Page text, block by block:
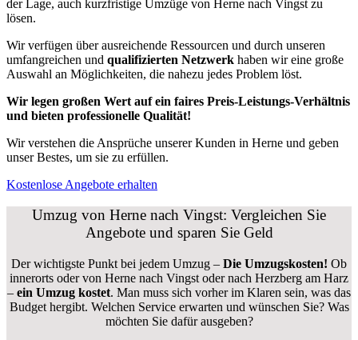
der Lage, auch kurzfristige Umzüge von Herne nach Vingst zu
lösen.
Wir verfügen über ausreichende Ressourcen und durch unseren
umfangreichen und qualifizierten Netzwerk haben wir eine große
Auswahl an Möglichkeiten, die nahezu jedes Problem löst.
Wir legen großen Wert auf ein faires Preis-Leistungs-Verhältnis
und bieten professionelle Qualität!
Wir verstehen die Ansprüche unserer Kunden in Herne und geben
unser Bestes, um sie zu erfüllen.
Kostenlose Angebote erhalten
Umzug von Herne nach Vingst: Vergleichen Sie
Angebote und sparen Sie Geld
Der wichtigste Punkt bei jedem Umzug – Die Umzugskosten! Ob
innerorts oder von Herne nach Vingst oder nach Herzberg am Harz
– ein Umzug kostet. Man muss sich vorher im Klaren sein, was das
Budget hergibt. Welchen Service erwarten und wünschen Sie? Was
möchten Sie dafür ausgeben?